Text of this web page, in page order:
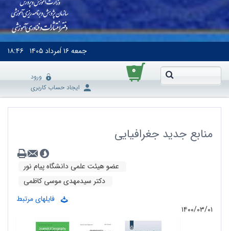
جمعه۱۶ اَمرداد ۱۴۰۵ ۱۸:۴۶
۰
ورود
ایجاد حساب کاربری
منابع جدید جغرافیایی
عضو هیئت علمی دانشگاه پیام نور
دکتر سیدمهدی موسی کاظمی
فایلهای مرتبط
۱۴۰۰/۰۳/۰۱